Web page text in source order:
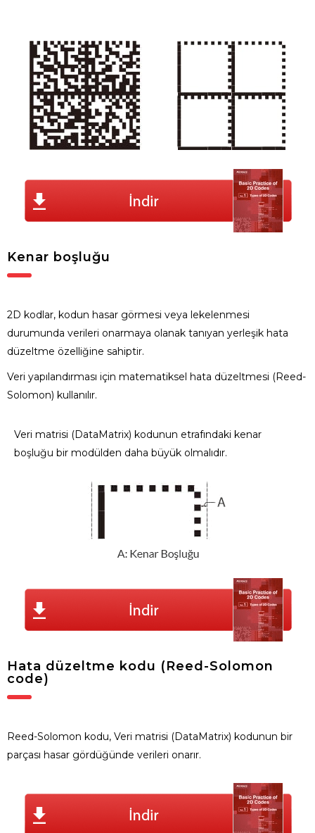
Kenar boşluğu
2D kodlar, kodun hasar görmesi veya lekelenmesi
durumunda verileri onarmaya olanak tanıyan yerleşik hata
düzeltme özelliğine sahiptir.
Veri yapılandırması için matematiksel hata düzeltmesi (Reed-
Solomon) kullanılır.
Veri matrisi (DataMatrix) kodunun etrafındaki kenar
boşluğu bir modülden daha büyük olmalıdır.
Hata düzeltme kodu (Reed-Solomon
code)
Reed-Solomon kodu, Veri matrisi (DataMatrix) kodunun bir
parçası hasar gördüğünde verileri onarır.